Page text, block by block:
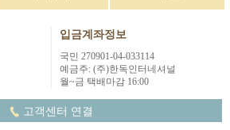
입금계좌정보
국민 270901-04-033114
예금주: (주)한독인터네셔널
월~금 택배마감 16:00
고객센터 연결